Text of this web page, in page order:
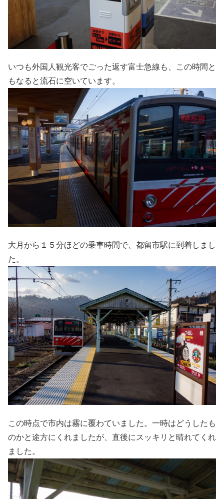
いつも外国人観光客でごった返す富士急線も、この時間と
もなると流石に空いています。
大月から１５分ほどの乗車時間で、都留市駅に到着しまし
た。
この時点で市内は霧に覆わていました。一時はどうしたも
のかと途方にくれましたが、直後にスッキリと晴れてくれ
ました。